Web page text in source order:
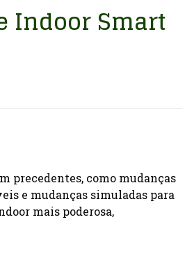
Indoor Smart
precedentes, como mudanças
e mudanças simuladas para
mais poderosa,